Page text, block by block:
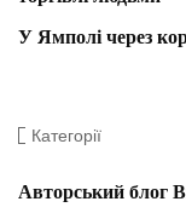
У Ямполі через
Категорії
Авторський блог